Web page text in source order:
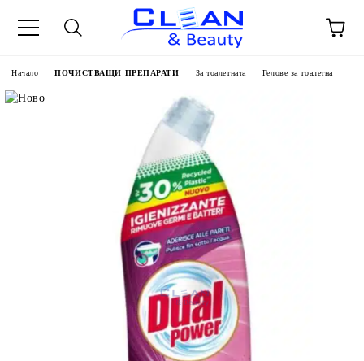
Начало ПОЧИСТВАЩИ ПРЕПАРАТИ За тоалетната Гелове за тоалетна